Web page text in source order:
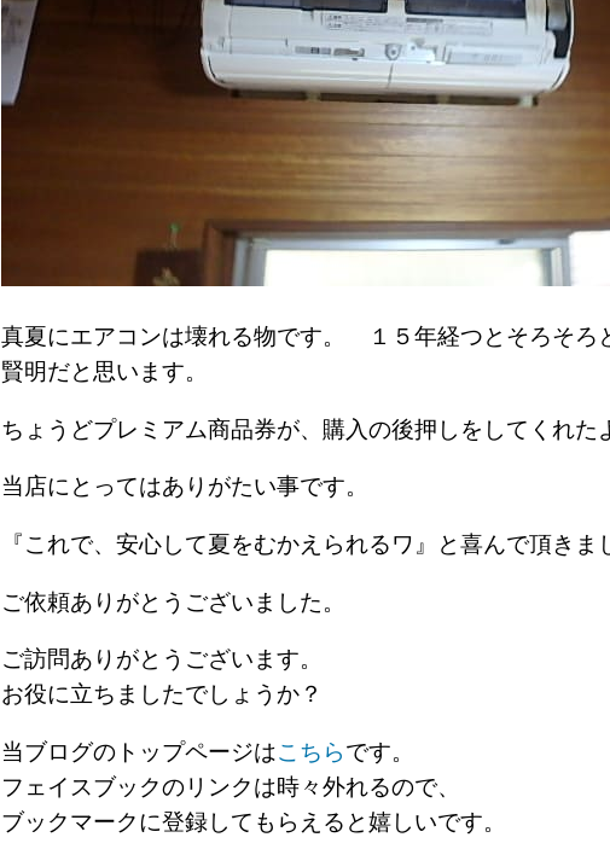
真夏にエアコンは壊れる物です。 １５年経つとそろそろ
賢明だと思います。
ちょうどプレミアム商品券が、購入の後押しをしてくれ
当店にとってはありがたい事です。
『これで、安心して夏をむかえられるワ』と喜んで頂き
ご依頼ありがとうございました。
ご訪問ありがとうございます。
お役に立ちましたでしょうか？
当ブログのトップページはこちらです。
フェイスブックのリンクは時々外れるので、
ブックマークに登録してもらえると嬉しいです。